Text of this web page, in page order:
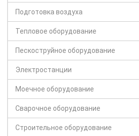
Подготовка воздуха
Тепловое оборудование
Пескоструйное оборудование
Электростанции
Моечное оборудование
Сварочное оборудование
Строительное оборудование